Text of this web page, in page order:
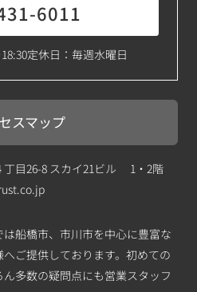
6011
定休日：毎週水曜日
スマップ
目26-8 スカイ21ビル 1・2階
船橋市、市川市を中心に豊富な
ご提供しております。初めての
多数の疑問点にも営業スタッフ